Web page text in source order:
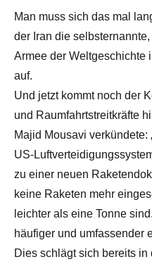
Man muss sich das mal
der Iran die
Armee der Weltgeschichte
auf.
Und jetzt kommt noch der
und Raumfahrtstreitkräfte
Majid Mousavi
US-
zu einer neuen
keine Raketen mehr
leichter als eine Tonne
häufiger und umfassender
Dies schlägt sich bereits